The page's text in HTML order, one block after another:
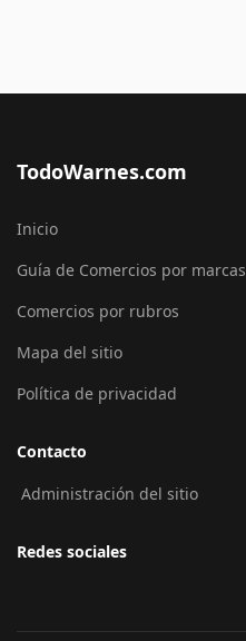
TodoWarnes.com
Inicio
Guía de Comercios por marcas
Comercios por rubros
Mapa del sitio
Política de privacidad
Contacto
Administración del sitio
Redes sociales